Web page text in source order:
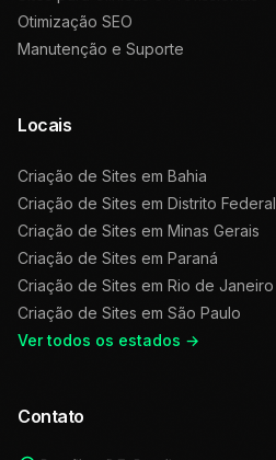
Otimização SEO
Manutenção e Suporte
Locais
Criação de Sites em Bahia
Criação de Sites em Distrito Federal
Criação de Sites em Minas Gerais
Criação de Sites em Paraná
Criação de Sites em Rio de Janeiro
Criação de Sites em São Paulo
Ver todos os estados →
Contato